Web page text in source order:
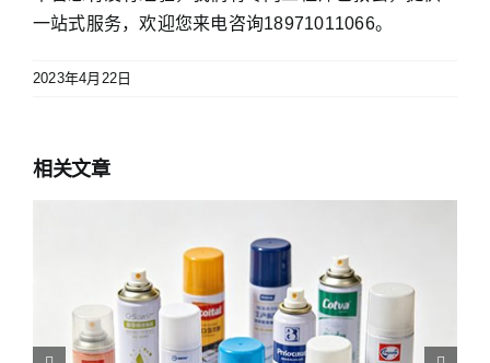
一站式服务，欢迎您来电咨询18971011066。
2023年4月22日
相关文章